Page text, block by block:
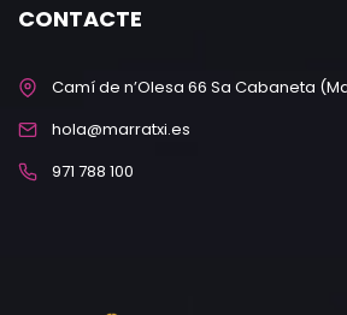
CONTACTE
Camí de n’Olesa 66 Sa Cabaneta
hola@marratxi.es
971 788 100